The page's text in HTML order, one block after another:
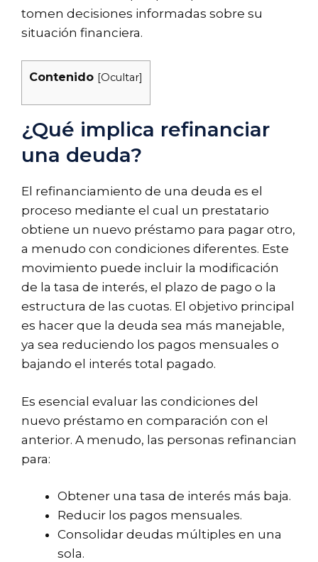
tomen decisiones informadas sobre su
situación financiera.
Contenido [Ocultar]
¿Qué implica refinanciar
una deuda?
El refinanciamiento de una deuda es el
proceso mediante el cual un prestatario
obtiene un nuevo préstamo para pagar otro,
a menudo con condiciones diferentes. Este
movimiento puede incluir la modificación
de la tasa de interés, el plazo de pago o la
estructura de las cuotas. El objetivo principal
es hacer que la deuda sea más manejable,
ya sea reduciendo los pagos mensuales o
bajando el interés total pagado.
Es esencial evaluar las condiciones del
nuevo préstamo en comparación con el
anterior. A menudo, las personas refinancian
para:
Obtener una tasa de interés más baja.
Reducir los pagos mensuales.
Consolidar deudas múltiples en una
sola.